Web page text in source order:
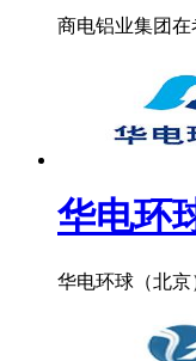
商电铝业集团
华电环
华电环球（北